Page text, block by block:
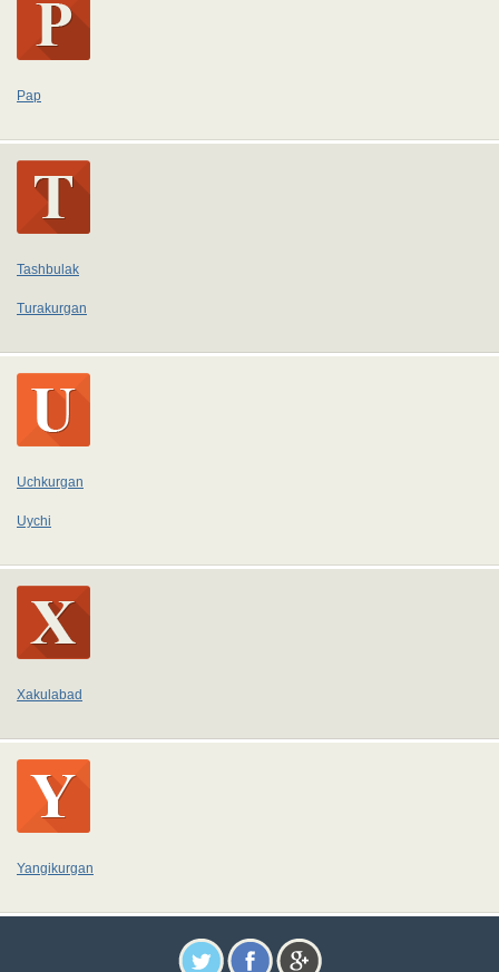
Pap
Tashbulak
Turakurgan
Uchkurgan
Uychi
Xakulabad
Yangikurgan